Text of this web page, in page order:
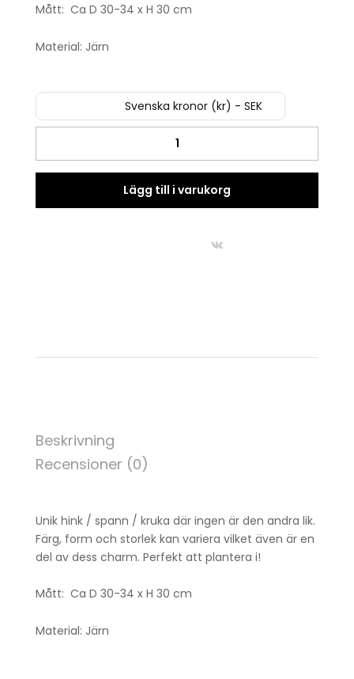
Mått: Ca D 30-34 x H 30 cm
Material: Järn
Svenska kronor (kr) - SEK
/
/
Lägg till i varukorg
Beskrivning
Recensioner (0)
Unik hink / spann / kruka där ingen är den andra lik.
Färg, form och storlek kan variera vilket även är en
del av dess charm. Perfekt att plantera i!
Mått: Ca D 30-34 x H 30 cm
Material: Järn